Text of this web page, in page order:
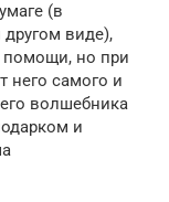
(в
виде),
помощи, но при
него самого и
волшебника
и